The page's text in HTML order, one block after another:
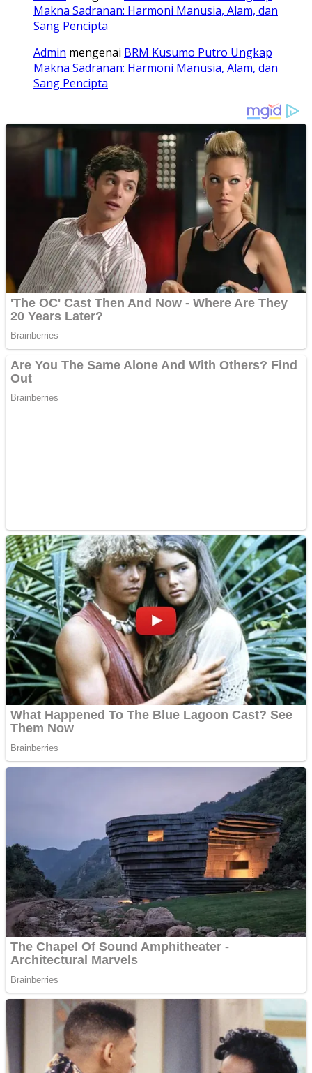
Makna Sadranan: Harmoni Manusia, Alam, dan
Sang Pencipta
Admin mengenai BRM Kusumo Putro Ungkap
Makna Sadranan: Harmoni Manusia, Alam, dan
Sang Pencipta